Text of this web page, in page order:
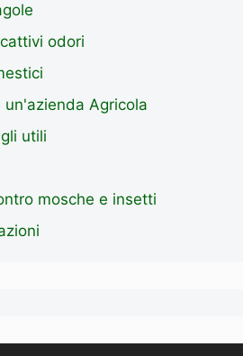
odori
Agricola
utili
mosche e insetti